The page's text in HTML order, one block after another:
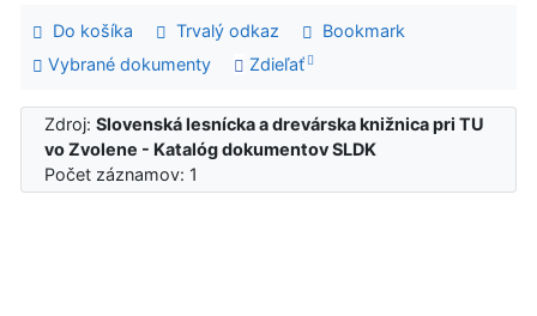
Do košíka Trvalý odkaz
Bookmark
Vybrané dokumenty
Zdieľať
Zdroj:Slovenská lesnícka a drevárska knižnica pri TU
vo Zvolene - Katalóg dokumentov SLDK
Počet záznamov: 1